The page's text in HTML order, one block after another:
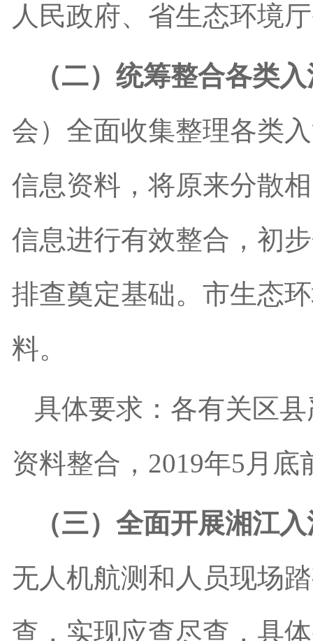
人民政府、省生态环境
（二）统筹整合各类
会）全面收集整理各类
信息资料，将原来分散
信息进行有效整合，初
排查奠定基础。市生态
料。
具体要求：各有关区
资料整合， 2019年5 月底
（三）全面开展湘江
无人机航测和人员现场
查，实现应查尽查，具